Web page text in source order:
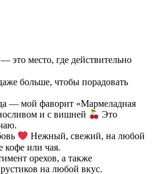
это место, где действительно
больше, чтобы порадовать
— мой фаворит «Мармеладная
и с вишней
Это
Нежный, свежий, на любой
кофе или чая.
орехов, а также
на любой вкус.